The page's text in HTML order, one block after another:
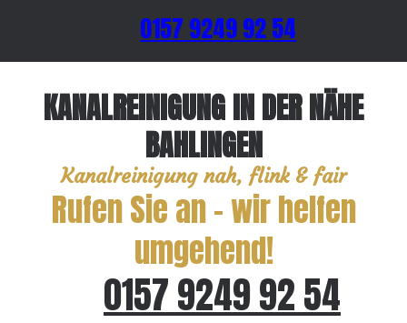
0157 9249 92 54
KANALREINIGUNG IN DER NÄHE
BAHLINGEN
Kanalreinigung nah, flink & fair
Rufen Sie an – wir helfen
umgehend!
0157 9249 92 54